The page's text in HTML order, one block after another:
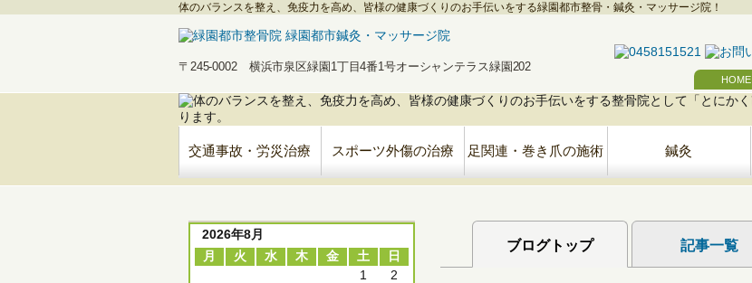
体のバランスを整え、免疫力を高め、皆様の健康づくりのお手伝いをする緑園都市整骨・鍼灸・マッサージ院！
〒245-0002 横浜市泉区緑園1丁目4番1号オーシャンテラス緑園202
HOME
交通事故・労災治療 スポーツ外傷の治療 足関連・巻き爪の施術 鍼灸
ブログトップ 記事一覧
2026年8月
月
火 水 木 金 土
日
1
2